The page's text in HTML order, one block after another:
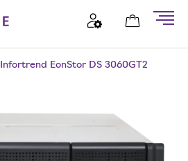
Infortrend EonStor DS 3060GT2